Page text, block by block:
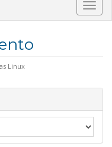
Linux